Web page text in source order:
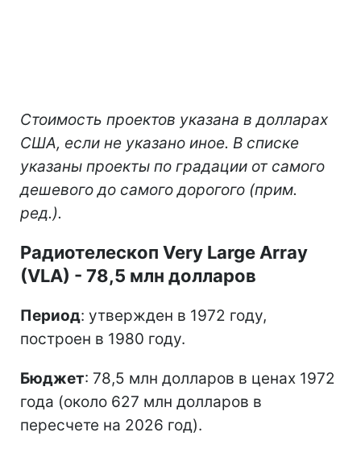
Стоимость проектов указана в долларах
США, если не указано иное. В списке
указаны проекты по градации от самого
дешевого до самого дорогого (прим.
ред.).
Радиотелескоп Very Large Array
(VLA) - 78,5 млн долларов
Период: утвержден в 1972 году,
построен в 1980 году.
Бюджет: 78,5 млн долларов в ценах 1972
года (около 627 млн долларов в
пересчете на 2026 год).